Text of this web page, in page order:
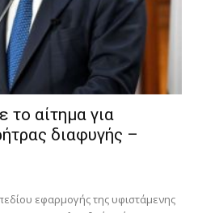
αίτημα για
διαφυγής –
εφαρμογής της υφιστάμενης